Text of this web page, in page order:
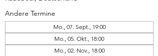
Andere Termine
Mo., 07. Sept., 19:00
Mo., 05. Okt., 18:00
Mo., 02. Nov., 18:00